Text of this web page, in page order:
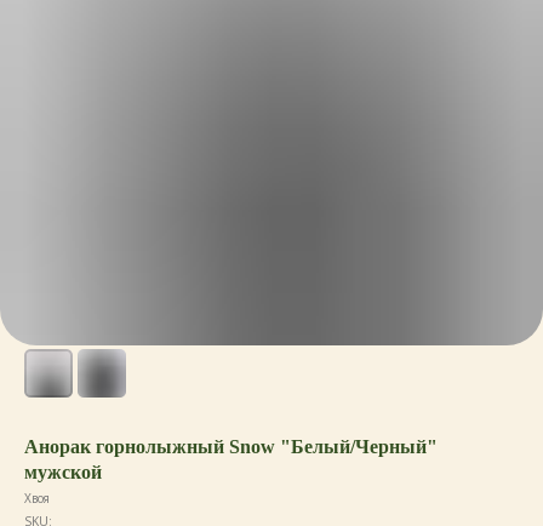
Анорак горнолыжный Snow "Белый/Черный"
мужской
Хвоя
SKU: